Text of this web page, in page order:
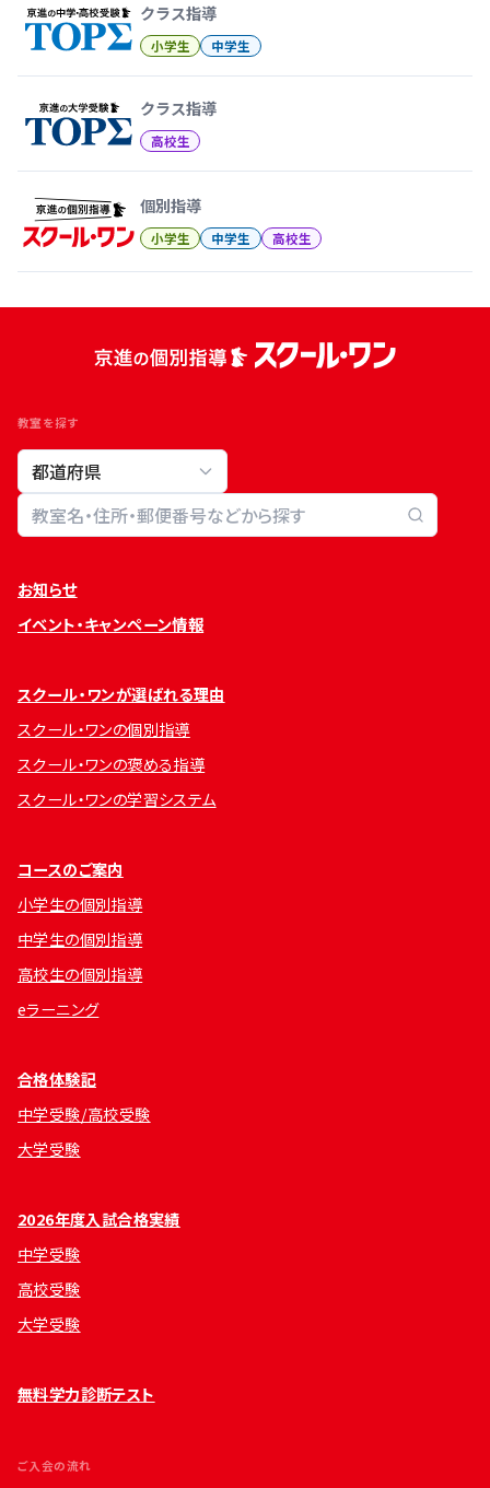
クラス指導
小学生 中学生
クラス指導
高校生
個別指導
小学生 中学生 高校生
教室を探す
教室検索
お知らせ
イベント・キャンペーン情報
スクール・ワンが選ばれる理由
スクール・ワンの個別指導
スクール・ワンの褒める指導
スクール・ワンの学習システム
コースのご案内
小学生の個別指導
中学生の個別指導
高校生の個別指導
eラーニング
合格体験記
中学受験/高校受験
大学受験
2026年度入試合格実績
中学受験
高校受験
大学受験
無料学力診断テスト
ご入会の流れ